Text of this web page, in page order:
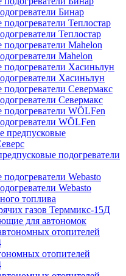
Бинар
Теплостар
Mahelon
Хасиньлун
Севермакс
WÖLFen
подогреватели
Webasto
топлива
газов Терммикс-15Д
для автономок
отопителей